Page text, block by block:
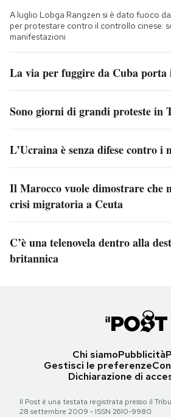
A luglio Lobga Rangzen si è dato fuoco
per protestare contro il controllo cinese:
manifestazioni
La via per fuggire da Cuba porta
Sono giorni di grandi proteste in
L’Ucraina è senza difese contro i
Il Marocco vuole dimostrare che
crisi migratoria a Ceuta
C’è una telenovela dentro alla
britannica
Chi siamoPubblicità
Gestisci le preferenze
Dichiarazione di
Il Post è una testata registrata presso il
28 settembre 2009 - ISSN 2610-9980